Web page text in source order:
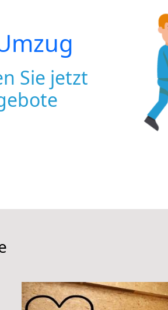
Sie jetzt